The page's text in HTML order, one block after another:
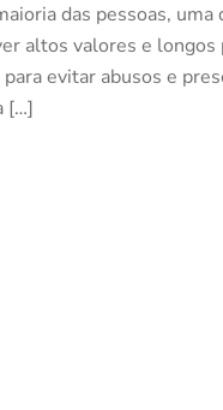
das pessoas, uma
altos valores e
evitar abusos e
[…]